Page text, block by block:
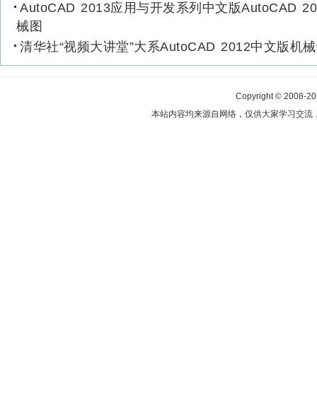
AutoCAD 2013应用与开发系列中文版AutoCAD
械图
清华社“视频大讲堂”大系AutoCAD 2012中文版机
Copyright © 2008-
本站内容均来源自网络，仅供大家学习交